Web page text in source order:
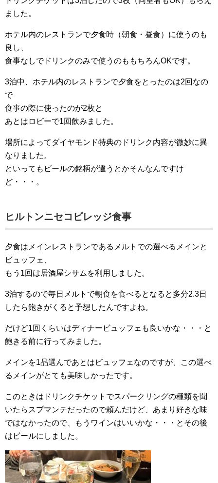
ました。
ホテル内のレストランで夕食時（朝食・昼食）に使うのも
良し、
食事なしでドリンクのみで使うのももちろんOKです。
3泊中、ホテル内のレストランで夕食をとったのは2回なの
で
食事の際に使ったのが2枚と
あとはロビーで1回飲みました。
場所によってダイヤモンド特典のドリンク内容が微妙に異
なりました。
といってもビールの銘柄が違うとかそんなんですけ
ど・・・。
ヒルトンニセコビレッジ食事
夕食はメインレストランであるメルトでの選べるメインと
ビュッフェ、
もう1回は居酒屋シサムを利用しました。
3泊するので毎日メルトで朝食を食べるとなると多分2.3日
したら飽きがくると予想したんですよね。
だけど1回くらいはディナービュッフェも良いかな・・・と
飽きる前に行ってみました。
メインを1品選んであとはビュッフェなのですが、この選べ
るメインがとても美味しかったです。
このときはドリンクチケットでスパークリングの種類を聞
いたらスプマンテだったので頼んだけど、あまり好きな味
ではなかったので、もうワインはいいかな・・・とその後
はビールにしました。